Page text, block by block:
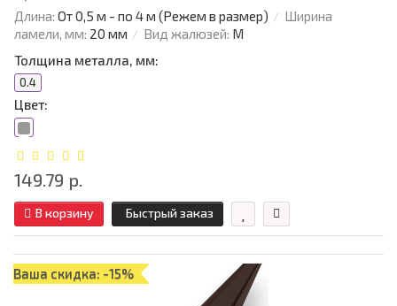
Длина: От 0,5 м - по 4 м (Режем в размер)
Ширина
ламели, мм: 20 мм Вид жалюзей: М
Толщина металла, мм:
0.4
Цвет:
149.79 р.
В корзину Быстрый заказ
Ваша скидка: -15%